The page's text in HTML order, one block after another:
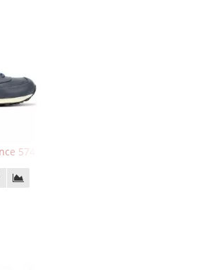
574 Classic Blue White Leather